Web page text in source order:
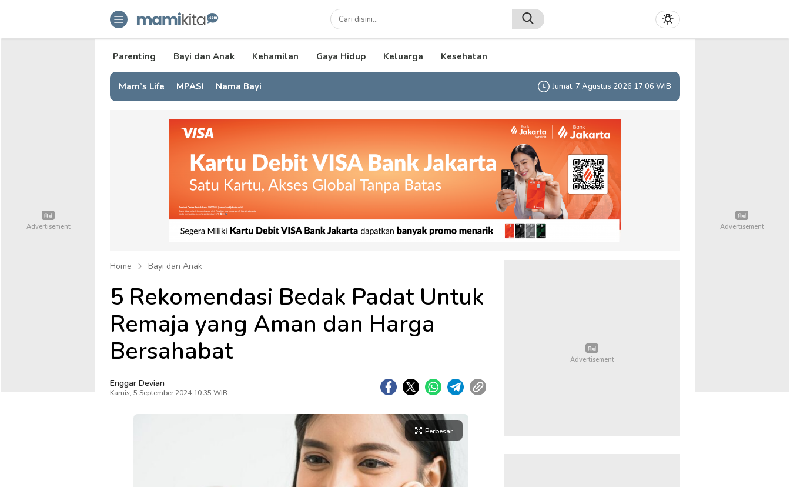
mamikita.com
Informasi Parenting untuk Mami Milenial
Parenting Bayi dan Anak Kehamilan Gaya Hidup Keluarga Kesehatan
Mam’s Life MPASI Nama Bayi Jumat, 7 Agustus 2026 17:06 WIB
Home Bayi dan Anak
5 Rekomendasi Bedak Padat Untuk
Remaja yang Aman dan Harga
Bersahabat
Enggar Devian
Kamis, 5 September 2024 10:35 WIB
Perbesar